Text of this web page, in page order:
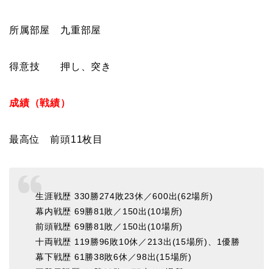
所属部屋 九重部屋
得意技 押し、突き
成績（戦績）
最高位 前頭11枚目
生涯戦歴 330勝274敗23休／600出(62場所)
幕内戦歴 69勝81敗／150出(10場所)
前頭戦歴 69勝81敗／150出(10場所)
十両戦歴 119勝96敗10休／213出(15場所)、1優勝
幕下戦歴 61勝38敗6休／98出(15場所)